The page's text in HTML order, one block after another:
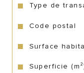
Caractéristiques
Type de
Code postal
Surface
Superficie
investisseur